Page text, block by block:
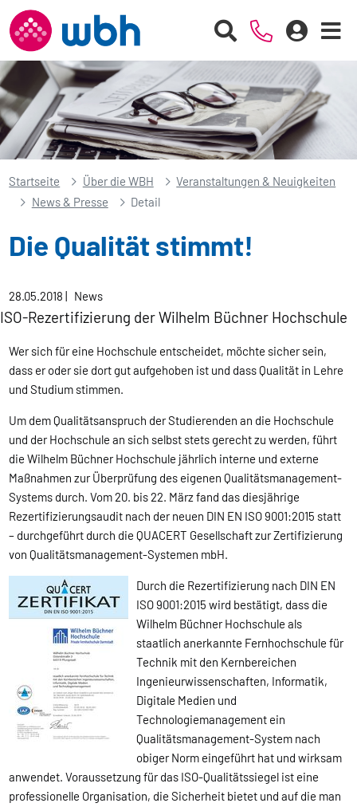
Startseite Über die WBH
Veranstaltungen & Neuigkeiten
News & Presse
Detail
Die Qualität stimmt!
28.05.2018| News
ISO-Rezertifizierung der Wilhelm Büchner Hochschule
Wer sich für eine Hochschule entscheidet, möchte sicher sein,
dass er oder sie dort gut aufgehoben ist und dass Qualität in Lehre
und Studium stimmen.
Um dem Qualitätsanspruch der Studierenden an die Hochschule
und der Hochschule an sich selbst stets gerecht zu werden, führt
die Wilhelm Büchner Hochschule jährlich interne und externe
Maßnahmen zur Überprüfung des eigenen Qualitätsmanagement-
Systems durch. Vom 20. bis 22. März fand das diesjährige
Rezertifizierungsaudit nach der neuen DIN EN ISO 9001:2015 statt
– durchgeführt durch die QUACERT Gesellschaft zur Zertifizierung
von Qualitätsmanagement-Systemen mbH.
Durch die Rezertifizierung nach DIN EN
ISO 9001:2015 wird bestätigt, dass die
Wilhelm Büchner Hochschule als
staatlich anerkannte Fernhochschule für
Technik mit den Kernbereichen
Ingenieurwissenschaften, Informatik,
Digitale Medien und
Technologiemanagement ein
Qualitätsmanagement-System nach
obiger Norm eingeführt hat und wirksam
anwendet. Voraussetzung für das ISO-Qualitätssiegel ist eine
professionelle Organisation, die Sicherheit bietet und auf die man